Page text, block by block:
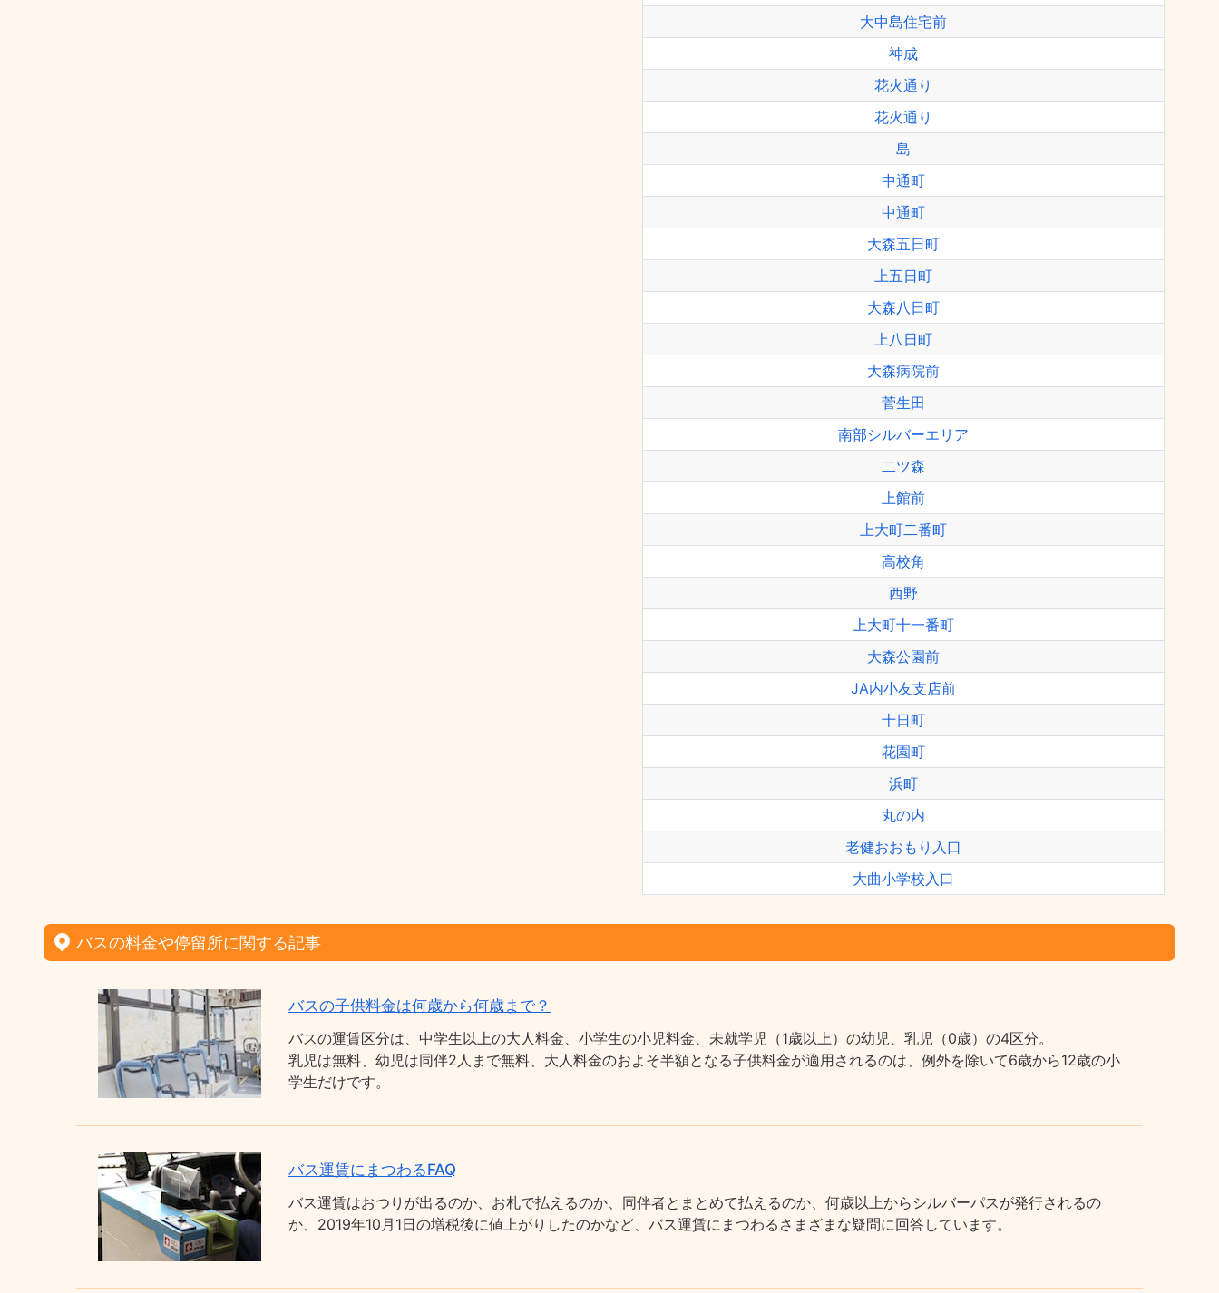
大中島住宅前
神成
花火通り
花火通り
島
中通町
中通町
大森五日町
上五日町
大森八日町
上八日町
大森病院前
菅生田
南部シルバーエリア
二ツ森
上館前
上大町二番町
高校角
西野
上大町十一番町
大森公園前
JA内小友支店前
十日町
花園町
浜町
丸の内
老健おおもり入口
大曲小学校入口
バスの料金や停留所に関する記事
バスの子供料金は何歳から何歳まで？
バスの運賃区分は、中学生以上の大人料金、小学生の小児料金、未就学児（1歳以上）の幼児、乳児（0歳）の4区分。
乳児は無料、幼児は同伴2人まで無料、大人料金のおよそ半額となる子供料金が適用されるのは、例外を除いて6歳から12歳の小
学生だけです。
バス運賃にまつわるFAQ
バス運賃はおつりが出るのか、お札で払えるのか、同伴者とまとめて払えるのか、何歳以上からシルバーパスが発行されるの
か、2019年10月1日の増税後に値上がりしたのかなど、バス運賃にまつわるさまざまな疑問に回答しています。